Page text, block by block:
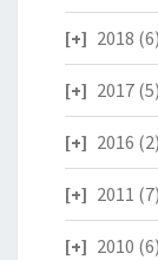
2018 (6)
2017 (5)
2016 (2)
2011 (7)
2010 (6)